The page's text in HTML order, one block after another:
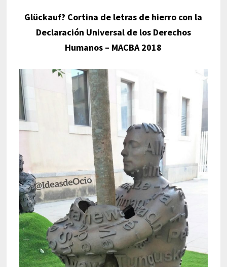
Glückauf? Cortina de letras de hierro con la
Declaración Universal de los Derechos
Humanos – MACBA 2018